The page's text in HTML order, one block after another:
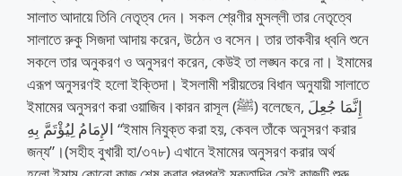
সালাত আদায়ে তিনি নেতৃত্ব দেন। সকল শ্রেণীর মুসল্লী তার নেতৃত্বে
সালাতে রুকু সিজদা আদায় করেন, উঠেন ও বসেন। তার তাকবীর ধ্বনি শুনে
সকলে তার অনুকরণ ও অনুসরণ করেন, কেউই তা লঙ্ঘন করে না। ইমামের
এরূপ অনুসরণই হলো ইক্তিদা। ইসলামী শরীয়তের বিধান অনুযায়ী সালাতে
ইমামের অনুসরণ করা ওয়াজিব।কারন রাসূল (ﷺ) বলেছেন, إِنَّمَا جُعِلَ
الإِمَامُ لِيُؤْتَمَّ بِهِ “ইমাম নিযুক্ত করা হয়, কেবল তাঁকে অনুসরণ করার
জন্য”।(সহীহ বুখারী হা/৩৭৮) এখানে ইমামের অনুসরণ করার অর্থ